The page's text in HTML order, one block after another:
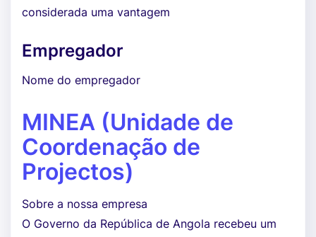
considerada uma vantagem
Empregador
Nome do empregador
MINEA (Unidade de
Coordenação de
Projectos)
Sobre a nossa empresa
O Governo da República de Angola recebeu um